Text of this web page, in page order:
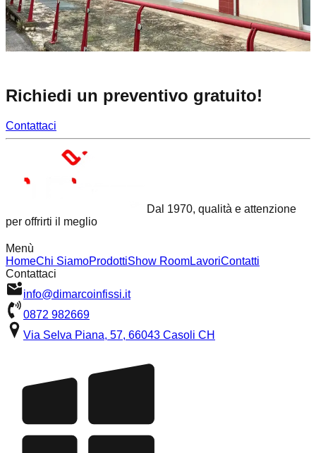
Richiedi un preventivo gratuito!
Contattaci
Dal 1970, qualità e attenzione
per offrirti il meglio
Menù
HomeChi SiamoProdottiShow RoomLavoriContatti
Contattaci
info@dimarcoinfissi.it
0872 982669
Via Selva Piana, 57, 66043 Casoli CH